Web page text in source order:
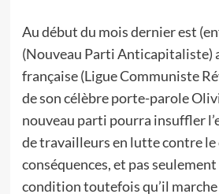
Au début du mois dernier est
(Nouveau Parti Anticapitaliste)
française (Ligue Communiste
de son célèbre porte-parole
nouveau parti pourra insuffler
de travailleurs en lutte contre le
conséquences, et pas seulement
condition toutefois qu’il marche